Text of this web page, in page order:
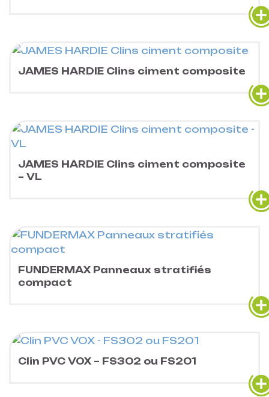
JAMES HARDIE Clins ciment composite
JAMES HARDIE Clins ciment composite
– VL
FUNDERMAX Panneaux stratifiés
compact
Clin PVC VOX – FS302 ou FS201